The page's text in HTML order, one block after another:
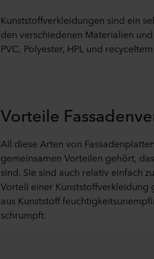
Kunststoffverkleidungen sind ein
den verschiedenen Materialien
PVC, Polyester, HPL und
Vorteile
All diese Arten von
gemeinsamen Vorteilen gehört,
sind. Sie sind auch relativ einfach
Vorteil einer Kunststoffverkleidung
aus Kunststoff
schrumpft.